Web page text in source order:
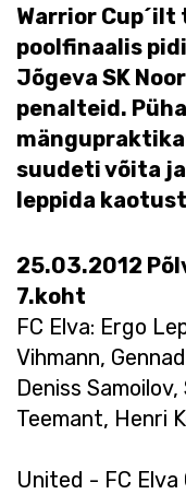
Warrior
poolfinaalis
Jõgeva SK
penalteid.
suudeti võita
leppida
25.03.2012
7.koht
FC Elva: Ergo
Vihmann,
Deniss
Teemant, Henri
United - FC Elva